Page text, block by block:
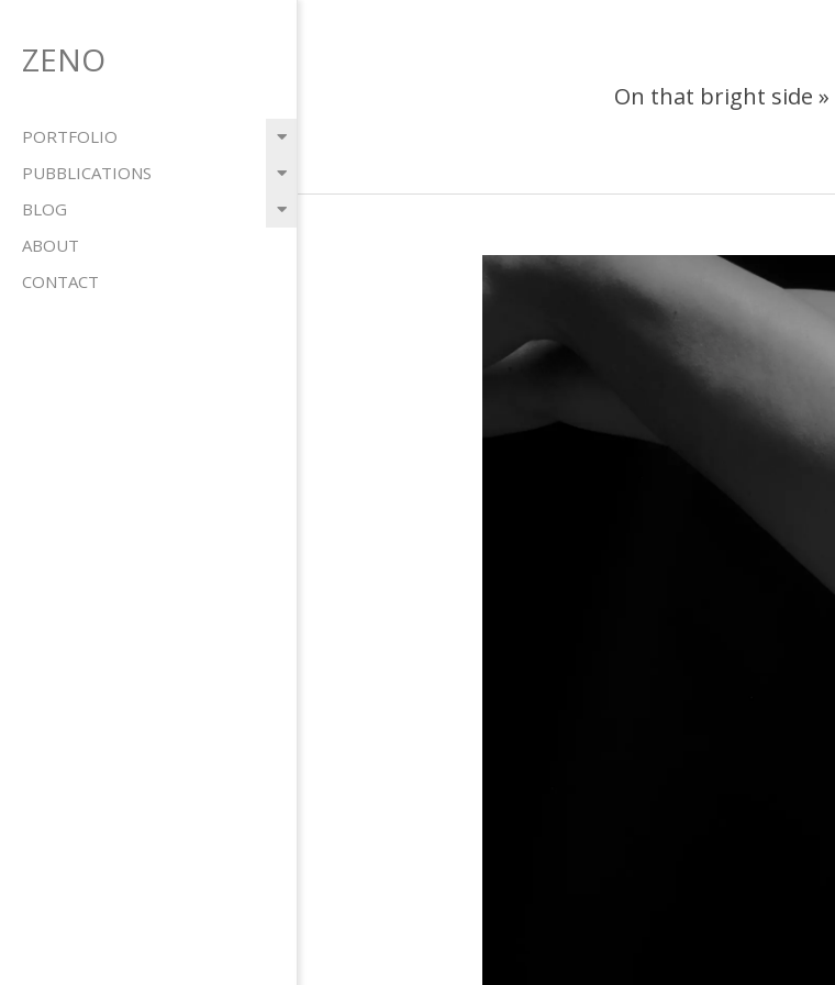
contenuto
ZENO
Menu
di
navigzione
PORTFOLIO
PUBBLICATIONS
BLOG
ABOUT
CONTACT
On that bright side »